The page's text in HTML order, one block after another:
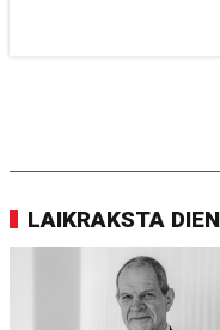
LAIKRAKSTA